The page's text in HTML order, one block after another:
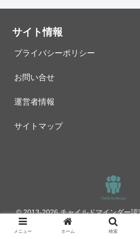
サイト情報
プライバシーポリシー
お問い合せ
運営者情報
サイトマップ
© 2013-2026 チャイルドマインダー認
メニュー ホーム 検索